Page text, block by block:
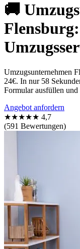
🚚
Umzugsunternehmen
24€. In nur 58
Formular ausfüllen und
Angebot anfordern
★★★★★ 4,7
(591 Bewertungen)